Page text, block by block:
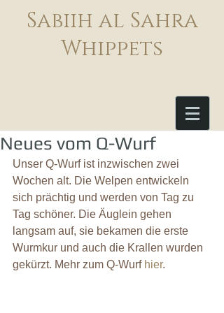
Sabiih al Sahra
Whippets
Neues vom Q-Wurf
Unser Q-Wurf ist inzwischen zwei
Wochen alt. Die Welpen entwickeln
sich prächtig und werden von Tag zu
Tag schöner. Die Äuglein gehen
langsam auf, sie bekamen die erste
Wurmkur und auch die Krallen wurden
gekürzt. Mehr zum Q-Wurf hier.